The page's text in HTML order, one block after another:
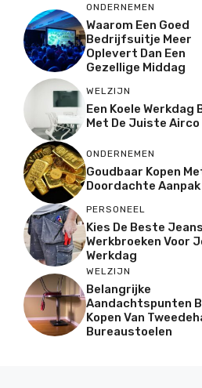
ONDERNEMEN
Waarom Een Goed
Bedrijfsuitje Meer
Oplevert Dan Een
Gezellige Middag
WELZIJN
Een Koele Werkdag
Met De Juiste Airco
ONDERNEMEN
Goudbaar Kopen
Doordachte Aanpak
PERSONEEL
Kies De Beste Jeans
Werkbroeken Voor
Werkdag
WELZIJN
Belangrijke
Aandachtspunten
Kopen Van
Bureaustoelen